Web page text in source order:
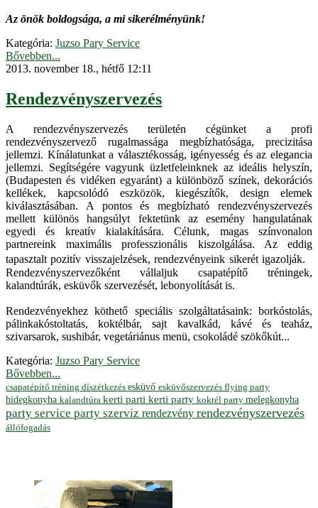
Az önök boldogsága, a mi sikerélményünk!
Kategória: Juzso Pary Service
Bővebben...
2013. november 18., hétfő 12:11
Rendezvényszervezés
A rendezvényszervezés területén cégünket a profi
rendezvényszervező rugalmassága megbízhatósága, precizitása
jellemzi. Kínálatunkat a választékosság, igényesség és az elegancia
jellemzi. Segítségére vagyunk üzletfeleinknek az ideális helyszín,
(Budapesten és vidéken egyaránt) a különböző színek, dekorációs
kellékek, kapcsolódó eszközök, kiegészítők, design elemek
kiválasztásában. A pontos és megbízható rendezvényszervezés
mellett különös hangsúlyt fektetünk az esemény hangulatának
egyedi és kreatív kialakítására. Célunk, magas színvonalon
partnereink maximális professzionális kiszolgálása. Az eddig
tapasztalt pozitív visszajelzések, rendezvényeink sikerét igazolják.
Rendezvényszervezőként vállaljuk csapatépítő tréningek,
kalandtúrák, esküvők szervezését, lebonyolítását is.
Rendezvényekhez köthető speciális szolgáltatásaink: borkóstolás,
pálinkakóstoltatás, koktélbár, sajt kavalkád, kávé és teaház,
szivarsarok, sushibár, vegetáriánus menü, csokoládé szökőkút...
Kategória: Juzso Pary Service
Bővebben...
csapatépítő tréning díszétkezés esküvő esküvőszervezés flying party
hidegkonyha kalandtúra kerti parti kerti party koktél party melegkonyha
party service party szerviz rendezvény rendezvényszervezés
állófogadás